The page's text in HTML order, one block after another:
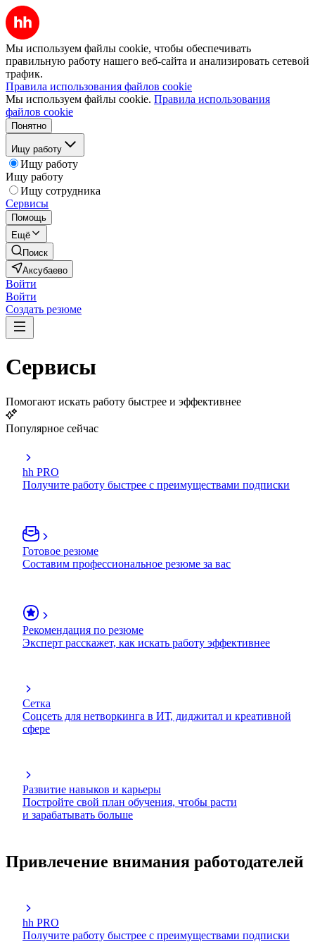
Мы используем файлы cookie, чтобы обеспечивать
правильную работу нашего веб-сайта и анализировать сетевой
трафик.
Правила использования файлов cookie
Мы используем файлы cookie. Правила использования
файлов cookie
Понятно
Ищу работу
Ищу работу
Ищу работу
Ищу сотрудника
Сервисы
Помощь
Ещё
Поиск
Аксубаево
Войти
Войти
Создать резюме
Сервисы
Помогают искать работу быстрее и эффективнее
Популярное сейчас
hh PRO
Получите работу быстрее с преимуществами подписки
Готовое резюме
Составим профессиональное резюме за вас
Рекомендация по резюме
Эксперт расскажет, как искать работу эффективнее
Сетка
Соцсеть для нетворкинга в ИТ, диджитал и креативной
сфере
Развитие навыков и карьеры
Постройте свой план обучения, чтобы расти
и зарабатывать больше
Привлечение внимания работодателей
hh PRO
Получите работу быстрее с преимуществами подписки